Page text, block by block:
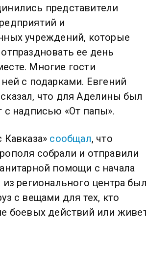
представители
и
учреждений, которые
ее день
Многие гости
с подарками. Евгений
что для Аделины был
с надписью «От папы».
Кавказа» сообщал, что
собрали и отправили
помощи с начала
регионального центра
с вещами для тех, кто
боевых действий или